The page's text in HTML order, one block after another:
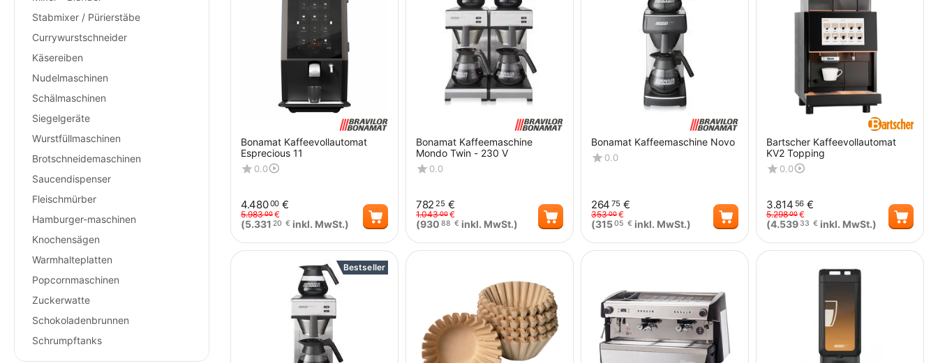
Bonamat Kaffeevollautomat
Esprecious 11
0.0
4.48000 €
5.98300€
(5.331 20 € inkl. MwSt.)
Bonamat Kaffeemaschine
Mondo Twin - 230 V
0.0
782 25 €
1.04300€
(930 88 € inkl. MwSt.)
Bonamat Kaffeemaschine Novo
0.0
264 75 €
35300€
(31505 € inkl. MwSt.)
Bartscher Kaffeevollautomat
KV2 Topping
0.0
3.814 56 €
5.29800€
(4.53933 € inkl. MwSt.)
Bestseller
Stabmixer / Pürierstäbe
Currywurstschneider
Käsereiben
Nudelmaschinen
Schälmaschinen
Siegelgeräte
Wurstfüllmaschinen
Brotschneidemaschinen
Saucendispenser
Fleischmürber
Hamburger-maschinen
Knochensägen
Warmhalteplatten
Popcornmaschinen
Zuckerwatte
Schokoladenbrunnen
Schrumpftanks